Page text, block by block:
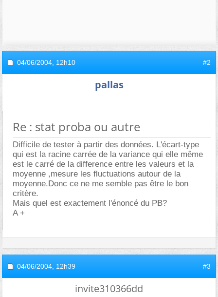
04/06/2004, 12h10 #2
pallas
Re : stat proba ou autre
Difficile de tester à partir des données. L'écart-type
qui est la racine carrée de la variance qui elle même
est le carré de la difference entre les valeurs et la
moyenne ,mesure les fluctuations autour de la
moyenne.Donc ce ne me semble pas être le bon
critère.
Mais quel est exactement l'énoncé du PB?
A +
04/06/2004, 12h39 #3
invite310366dd